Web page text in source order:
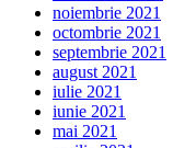
noiembrie 2021
octombrie 2021
septembrie 2021
august 2021
iulie 2021
iunie 2021
mai 2021